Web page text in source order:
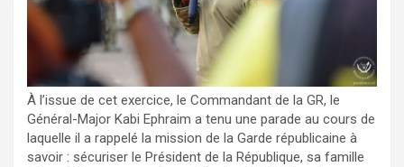
À l’issue de cet exercice, le Commandant de la GR, le
Général-Major Kabi Ephraim a tenu une parade au cours de
laquelle il a rappelé la mission de la Garde républicaine à
savoir : sécuriser le Président de la République, sa famille